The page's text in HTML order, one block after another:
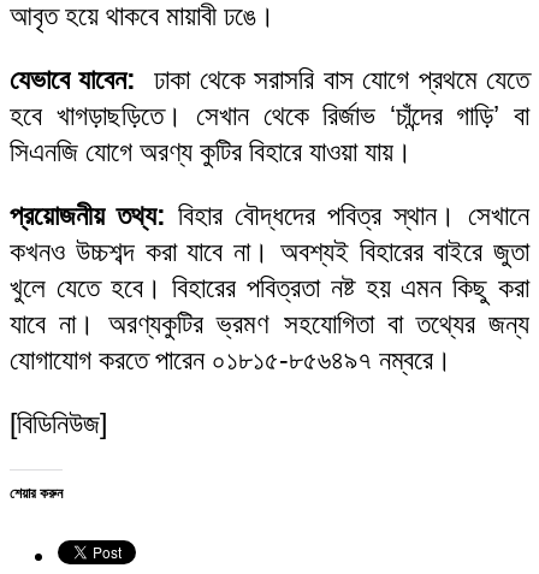
আবৃত হয়ে থাকবে মায়াবী ঢঙে।
যেভাবে যাবেন:ঢাকা থেকে সরাসরি বাস যোগে প্রথমে যেতে
হবে খাগড়াছড়িতে। সেখান থেকে রির্জাভ ‘চাঁন্দের গাড়ি’ বা
সিএনজি যোগে অরণ্য কুটির বিহারে যাওয়া যায়।
প্রয়োজনীয় তথ্য: বিহার বৌদ্ধদের পবিত্র স্থান। সেখানে
কখনও উচ্চশব্দ করা যাবে না। অবশ্যই বিহারের বাইরে জুতা
খুলে যেতে হবে। বিহারের পবিত্রতা নষ্ট হয় এমন কিছু করা
যাবে না। অরণ্যকুটির ভ্রমণ সহযোগিতা বা তথ্যের জন্য
যোগাযোগ করতে পারেন ০১৮১৫-৮৫৬৪৯৭ নম্বরে।
[বিডিনিউজ]
শেয়ার করুন